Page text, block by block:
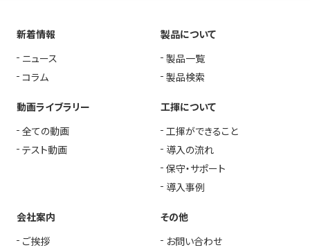
新着情報
ニュース
コラム
製品について
製品一覧
製品検索
動画ライブラリー
全ての動画
テスト動画
工揮について
工揮ができること
導入の流れ
保守・サポート
導入事例
会社案内
ご挨拶
その他
お問い合わせ